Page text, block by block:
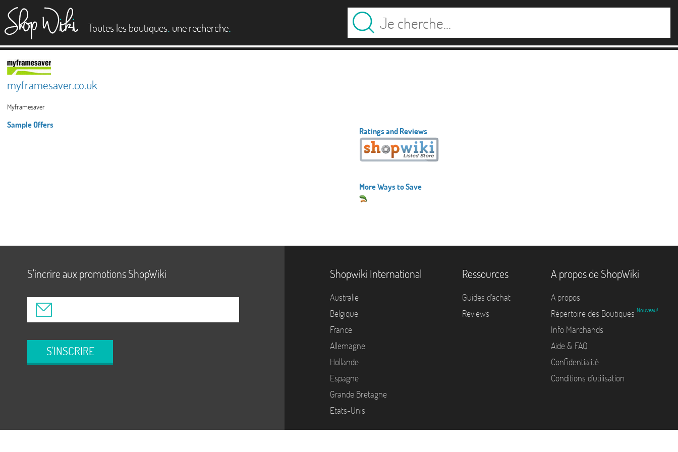
Toutes les boutiques. une recherche.
myframesaver.co.uk
Myframesaver
Sample Offers
Ratings and Reviews
More Ways to Save
S'incrire aux promotions ShopWiki
S'INSCRIRE
Shopwiki International
Australie
Belgique
France
Allemagne
Hollande
Espagne
Grande Bretagne
Etats-Unis
Ressources
Guides d'achat
Reviews
A propos de ShopWiki
A propos
Répertoire des Boutiques Nouveau!
Info Marchands
Aide & FAQ
Confidentialité
Conditions d'utilisation